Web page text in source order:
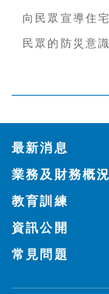
向民眾宣導住
民眾的防災意
最新消息
業務及財務概況
教育訓練
資訊公開
常見問題